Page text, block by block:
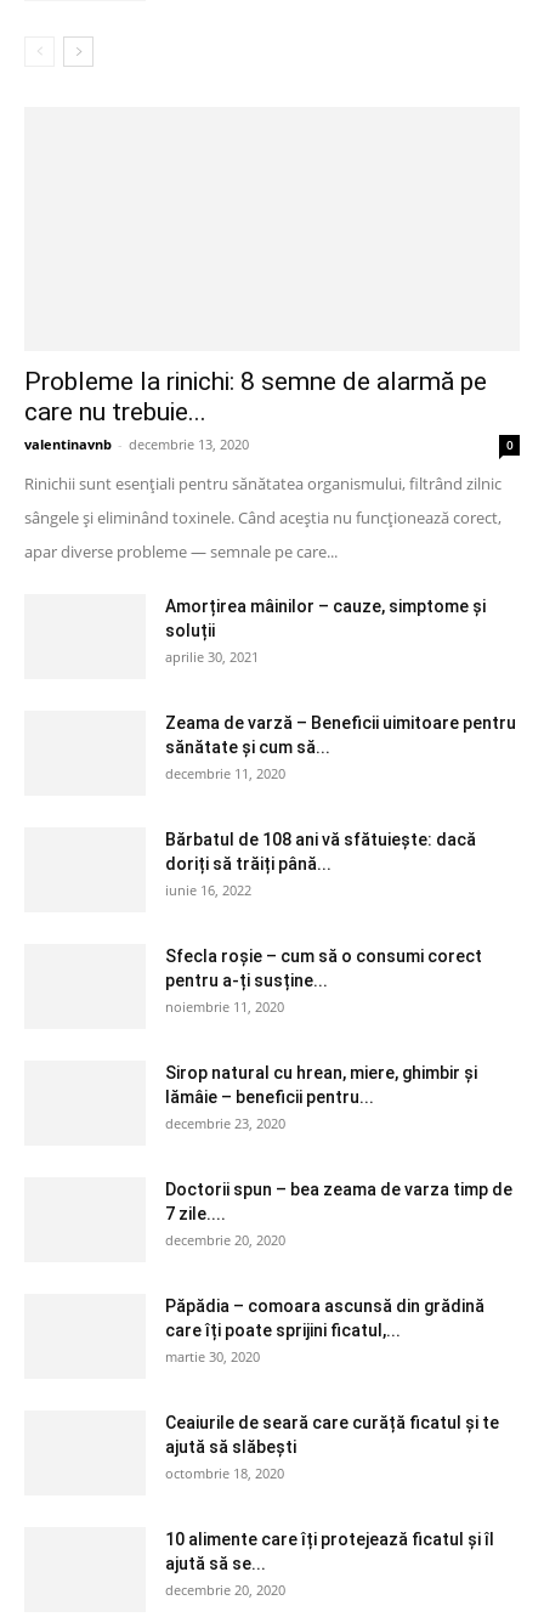
Probleme la rinichi: 8 semne de alarmă pe
care nu trebuie...
valentinavnb - decembrie 13, 2020 0
Rinichii sunt esențiali pentru sănătatea organismului, filtrând zilnic
sângele și eliminând toxinele. Când aceștia nu funcționează corect,
apar diverse probleme — semnale pe care...
Amorțirea mâinilor – cauze, simptome și
soluții
aprilie 30, 2021
Zeama de varză – Beneficii uimitoare pentru
sănătate și cum să...
decembrie 11, 2020
Bărbatul de 108 ani vă sfătuiește: dacă
doriți să trăiți până...
iunie 16, 2022
Sfecla roșie – cum să o consumi corect
pentru a-ți susține...
noiembrie 11, 2020
Sirop natural cu hrean, miere, ghimbir și
lămâie – beneficii pentru...
decembrie 23, 2020
Doctorii spun – bea zeama de varza timp de
7 zile....
decembrie 20, 2020
Păpădia – comoara ascunsă din grădină
care îți poate sprijini ficatul,...
martie 30, 2020
Ceaiurile de seară care curăță ficatul și te
ajută să slăbești
octombrie 18, 2020
10 alimente care îți protejează ficatul și îl
ajută să se...
decembrie 20, 2020